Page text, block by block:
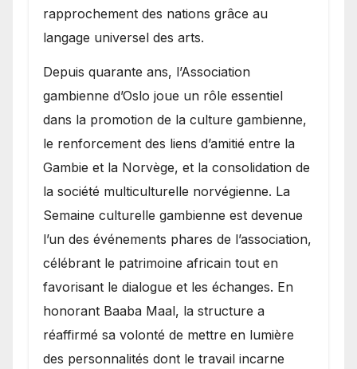
rapprochement des nations grâce au
langage universel des arts.
​Depuis quarante ans, l’Association
gambienne d’Oslo joue un rôle essentiel
dans la promotion de la culture gambienne,
le renforcement des liens d’amitié entre la
Gambie et la Norvège, et la consolidation de
la société multiculturelle norvégienne. La
Semaine culturelle gambienne est devenue
l’un des événements phares de l’association,
célébrant le patrimoine africain tout en
favorisant le dialogue et les échanges. En
honorant Baaba Maal, la structure a
réaffirmé sa volonté de mettre en lumière
des personnalités dont le travail incarne